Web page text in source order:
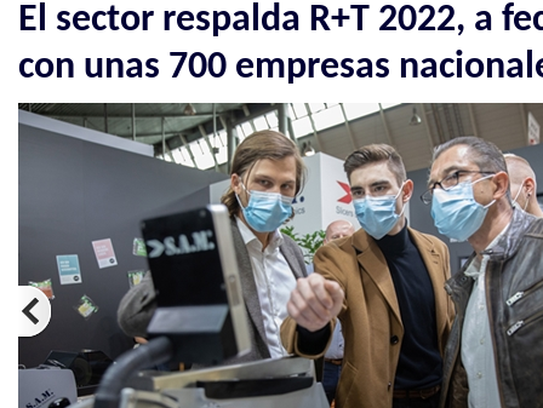
El sector respalda R+T 2022, a
con unas 700 empresas